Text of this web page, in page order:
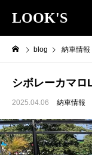
LOOK'S
blog 納車情報
シボレーカマロ
2025.04.06 納車情報